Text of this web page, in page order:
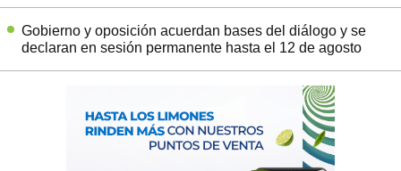
Gobierno y oposición acuerdan bases del diálogo y se
declaran en sesión permanente hasta el 12 de agosto